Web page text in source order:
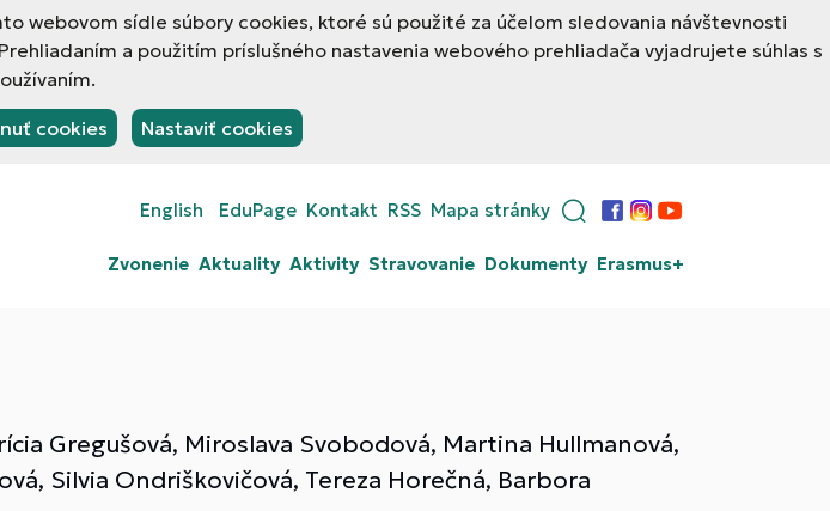
webovom sídle súbory cookies, ktoré sú použité za účelom sledovania návštevnosti
a použitím príslušného nastavenia webového prehliadača vyjadrujete súhlas s
cookies Nastaviť cookies
English EduPage Kontakt RSS Mapa stránky
Facebook
Instagram
YouTube
Zvonenie Aktuality Aktivity Stravovanie Dokumenty Erasmus+
Gregušová, Miroslava Svobodová, Martina Hullmanová,
Silvia Ondriškovičová, Tereza Horečná, Barbora